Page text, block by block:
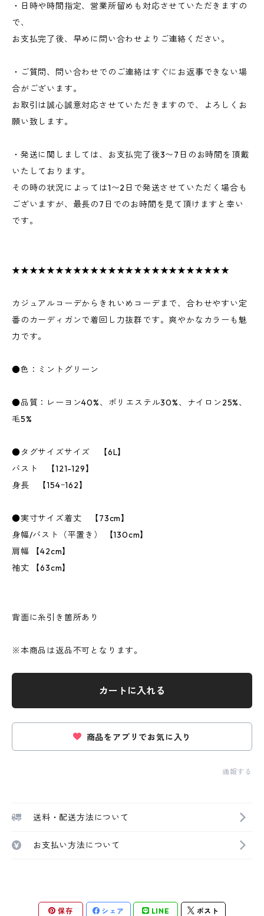
・日時や時間指定、営業所留めも対応させていただきますの
で、
お支払完了後、早めに問い合わせよりご連絡ください。
・ご質問、問い合わせでのご連絡はすぐにお返事できない場
合がございます。
お取引は誠心誠意対応させていただきますので、よろしくお
願い致します。
・発送に関しましては、お支払完了後3〜7日のお時間を頂戴
いたしております。
その時の状況によっては1〜2日で発送させていただく場合も
ございますが、最長の7日でのお時間を見て頂けますと幸い
です。
★★★★★★★★★★★★★★★★★★★★★★★★★
カジュアルコーデからきれいめコーデまで、合わせやすい定
番のカーディガンで着回し力抜群です。爽やかなカラーも魅
力です。
●色：ミントグリーン
●品質：レーヨン40%、ポリエステル30%、ナイロン25%、
毛5%
●タグサイズサイズ 【6L】
バスト 【121-129】
身長 【154ｰ162】
●実寸サイズ着丈 【73cm】
身幅/バスト（平置き） 【130cm】
肩幅 【42cm】
袖丈 【63cm】
背面に糸引き箇所あり
※本商品は返品不可となります。
カートに入れる
商品をアプリでお気に入り
通報する
送料・配送方法について
お支払い方法について
保存 シェア LINE ポスト